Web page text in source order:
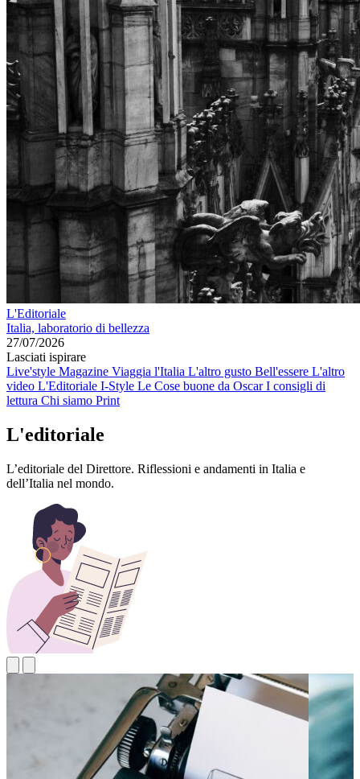
L'Editoriale
Italia, laboratorio di bellezza
27/07/2026
Lasciati ispirare
Live'style Magazine Viaggia l'Italia L'altro gusto Bell'essere L'altro
video L'Editoriale I-Style Le Cose buone da OscarI consigli di
lettura Chi siamo Print
L'editoriale
L’editoriale del Direttore. Riflessioni e andamenti in Italia e
dell’Italia nel mondo.